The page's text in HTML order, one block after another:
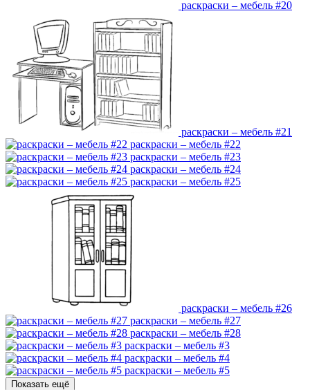
раскраски – мебель #20
раскраски – мебель #21
раскраски – мебель #22
раскраски – мебель #23
раскраски – мебель #24
раскраски – мебель #25
раскраски – мебель #26
раскраски – мебель #27
раскраски – мебель #28
раскраски – мебель #3
раскраски – мебель #4
раскраски – мебель #5
Показать ещё